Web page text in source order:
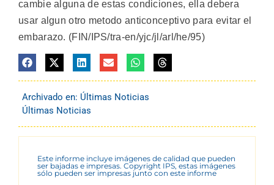
cambie alguna de estas condiciones, ella debera
usar algun otro metodo anticonceptivo para evitar el
embarazo. (FIN/IPS/tra-en/yjc/jl/arl/he/95)
Archivado en: Últimas Noticias
Últimas Noticias
Este informe incluye imágenes de calidad que pueden
ser bajadas e impresas. Copyright IPS, estas imágenes
sólo pueden ser impresas junto con este informe